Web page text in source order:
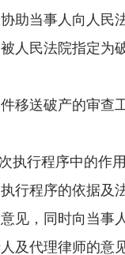
助当事人向人
人民法院指定为
送破产的审查工
行程序中的作用
行程序的依据及
见，同时向当事
代理律师的意见